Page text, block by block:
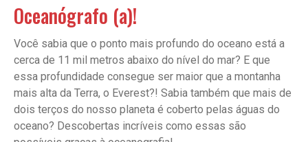
Oceanógrafo (a)!
Você sabia que o ponto mais profundo do oceano está a
cerca de 11 mil metros abaixo do nível do mar? E que
essa profundidade consegue ser maior que a montanha
mais alta da Terra, o Everest?! Sabia também que mais de
dois terços do nosso planeta é coberto pelas águas do
oceano? Descobertas incríveis como essas são